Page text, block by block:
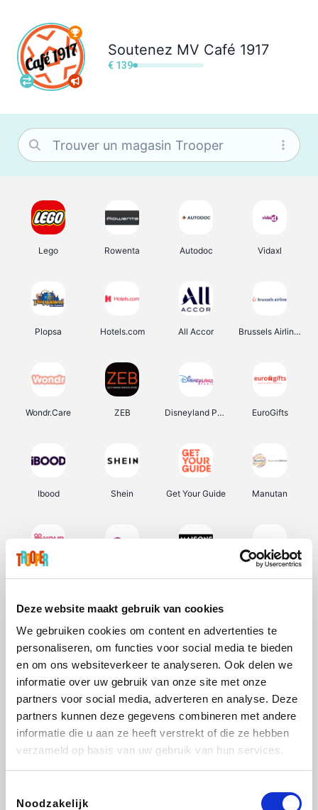
Deze website maakt gebruik van cookies
We gebruiken cookies om content en advertenties te
personaliseren, om functies voor social media te bieden
en om ons websiteverkeer te analyseren. Ook delen we
informatie over uw gebruik van onze site met onze
partners voor social media, adverteren en analyse. Deze
partners kunnen deze gegevens combineren met andere
informatie die u aan ze heeft verstrekt of die ze hebben
verzameld op basis van uw gebruik van hun services.
Noodzakelijk
Soutenez MV Café 1917
€ 139
Lego Rowenta Autodoc Vidaxl
Plopsa Hotels.com All Accor Brussels Airlines
Wondr.Care ZEB Disneyland Paris EuroGifts
Ibood Shein Get Your Guide Manutan
Weekendesk Sarenza Schiesser Interhome